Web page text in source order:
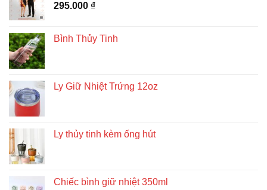
295.000 ₫
Bình Thủy Tinh
Ly Giữ Nhiệt Trứng 12oz
Ly thủy tinh kèm ống hút
Chiếc bình giữ nhiệt 350ml